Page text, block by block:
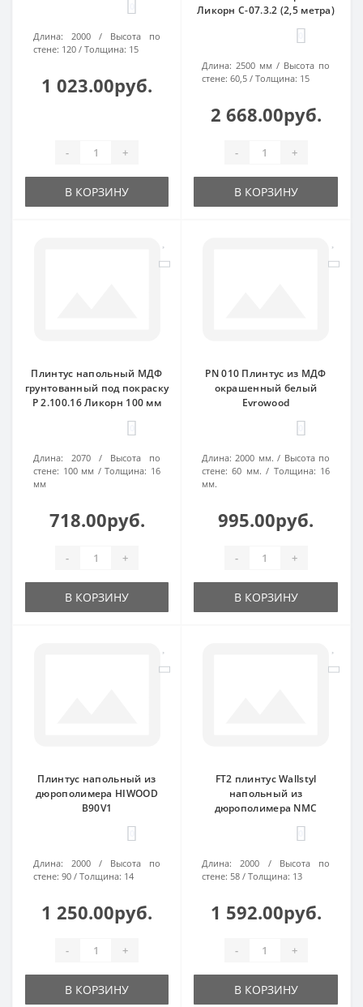
Длина: 2000
Высота по
стене: 120 Толщина: 15
1 023.00руб.
- +
В КОРЗИНУ
Ликорн С-07.3.2 (2,5 метра)
Длина: 2500 мм
Высота по
стене: 60,5 Толщина: 15
2 668.00руб.
- +
В КОРЗИНУ
Плинтус напольный МДФ
грунтованный под покраску
Р 2.100.16 Ликорн 100 мм
Длина: 2070
Высота по
стене: 100 мм Толщина: 16
мм
718.00руб.
- +
В КОРЗИНУ
PN 010 Плинтус из МДФ
окрашенный белый
Evrowood
Длина: 2000 мм.
Высота по
стене: 60 мм. Толщина: 16
мм.
995.00руб.
- +
В КОРЗИНУ
Плинтус напольный из
дюрополимера HIWOOD
B90V1
Длина: 2000
Высота по
стене: 90 Толщина: 14
1 250.00руб.
- +
В КОРЗИНУ
FT2 плинтус Wallstyl
напольный из
дюрополимера NMC
Длина: 2000
Высота по
стене: 58 Толщина: 13
1 592.00руб.
- +
В КОРЗИНУ